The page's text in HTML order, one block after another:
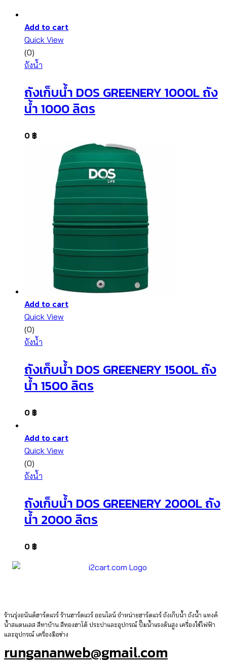
Add to cart
Quick View
(0)
ถังน้ำ
ถังเก็บน้ำ DOS GREENERY 1000L ถัง
น้ำ 1000 ลิตร
0 ฿
Add to cart
Quick View
(0)
ถังน้ำ
ถังเก็บน้ำ DOS GREENERY 1500L ถัง
น้ำ 1500 ลิตร
0 ฿
Add to cart
Quick View
(0)
ถังน้ำ
ถังเก็บน้ำ DOS GREENERY 2000L ถัง
น้ำ 2000 ลิตร
0 ฿
ร้านรุ่งอนันต์ฮาร์ดแวร์ ร้านฮาร์ดแวร์ ออนไลน์ จำหน่ายฮาร์ดแวร์ ถังเก็บน้ำ ถังน้ำ แทงค์
น้ำสแตนเลส สีทาบ้าน สีทองฮาโต้ ประปาและอุปกรณ์ ปั๊มน้ำแรงดันสูง เครื่องใช้ไฟฟ้า
และอุปกรณ์ เครื่องมือช่าง
rungananweb@gmail.com